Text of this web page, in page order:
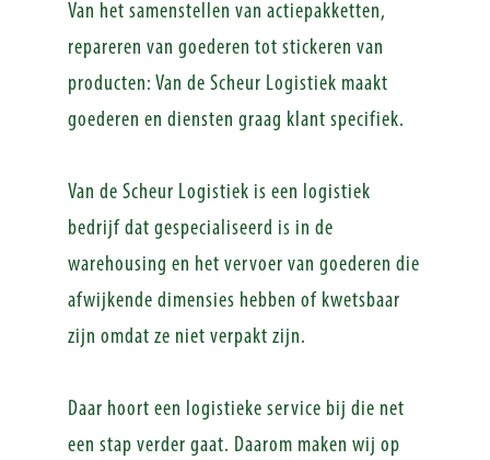
Van het samenstellen van actiepakketten,
repareren van goederen tot stickeren van
producten: Van de Scheur Logistiek maakt
goederen en diensten graag klant specifiek.
Van de Scheur Logistiek is een logistiek
bedrijf dat gespecialiseerd is in de
warehousing en het vervoer van goederen die
afwijkende dimensies hebben of kwetsbaar
zijn omdat ze niet verpakt zijn.
Daar hoort een logistieke service bij die net
een stap verder gaat. Daarom maken wij op